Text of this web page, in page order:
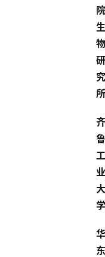
院
生
物
研
究
所
齐
鲁
工
业
大
学
华
东